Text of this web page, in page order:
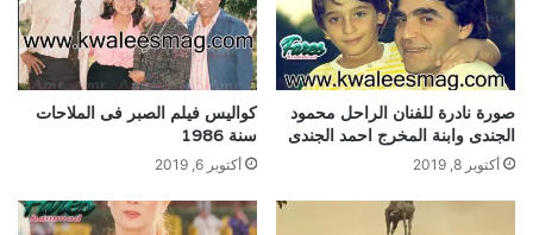
صورة نادرة للفنان الراحل محمود
الجندى وابنة المخرج احمد الجندى
أكتوبر 8, 2019
كواليس فيلم الصبر فى الملاحات
سنة 1986
أكتوبر 6, 2019